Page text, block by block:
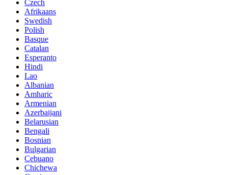
Czech
Afrikaans
Swedish
Polish
Basque
Catalan
Esperanto
Hindi
Lao
Albanian
Amharic
Armenian
Azerbaijani
Belarusian
Bengali
Bosnian
Bulgarian
Cebuano
Chichewa